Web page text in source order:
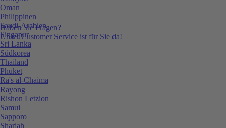
Haben Sie Fragen?
Unser Customer Service ist für Sie da!
Oman
Philippinen
Saudi-Arabien
Singapur
Sri Lanka
Südkorea
Thailand
Phuket
Ra's al-Chaima
Rayong
Rishon Letzion
Samui
Sapporo
Sharjah